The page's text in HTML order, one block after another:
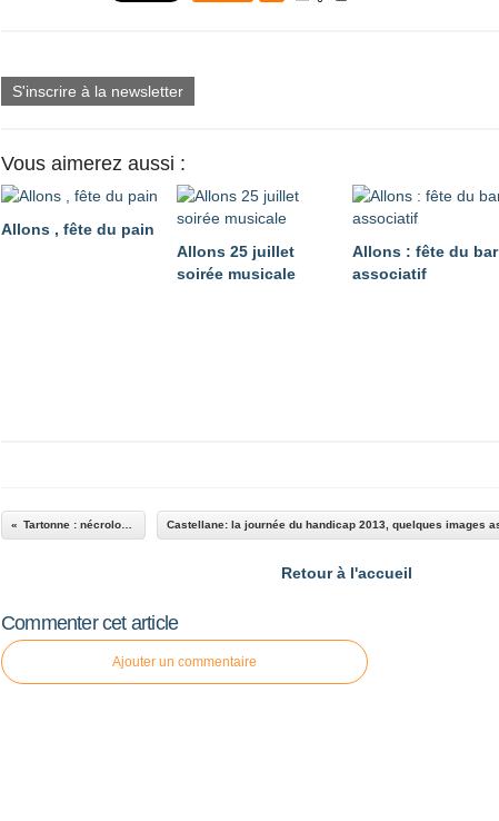
S'inscrire à la newsletter
Vous aimerez aussi :
Allons , fête du pain
Allons 25 juillet
soirée musicale
Allons : fête du bar
associatif
Retour à l'accueil
Commenter cet article
Ajouter un commentaire